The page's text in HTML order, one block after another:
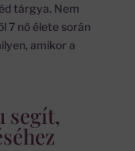
tárgya. Nem
7 nő élete során
amikor a
segít,